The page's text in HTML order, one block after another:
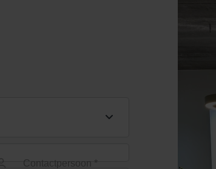
Contactpersoon *